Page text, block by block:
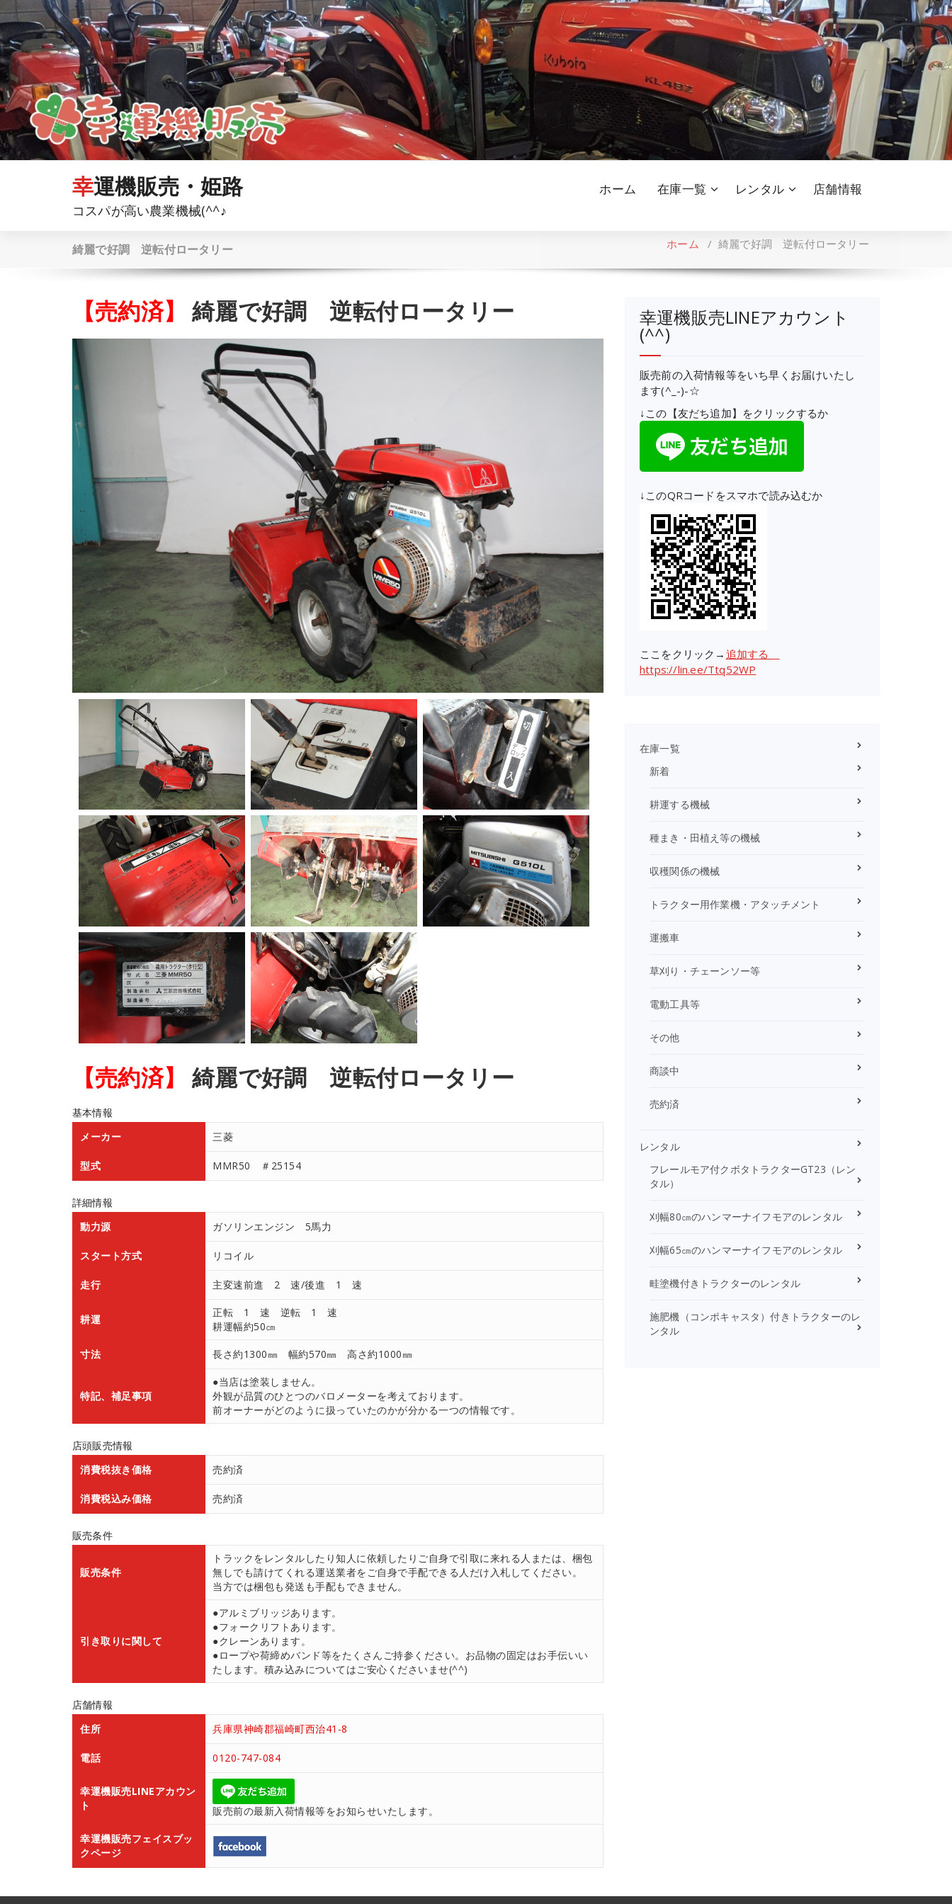
ン
テ
ン
ツ
へ
ス
キ
プ
幸運機販売・姫路
コスパが高い農業機械(^^♪
ホーム 在庫一覧 レンタル 店舗情報
綺麗で好調 逆転付ロータリー ホーム / 綺麗で好調 逆転付ロータリー
【売約済】 綺麗で好調 逆転付ロータリー
【売約済】 綺麗で好調 逆転付ロータリー
基本情報
メーカー
三菱
型式 MMR50 ＃25154
詳細情報
動力源
ガソリンエンジン 5馬力
スタート方式 リコイル
走行 主変速前進 2 速/後進 1 速
耕運
正転 1 速 逆転 1 速
耕運幅約50㎝
寸法 長さ約1300㎜ 幅約570㎜ 高さ約1000㎜
特記、補足事項
●当店は塗装しません。
外観が品質のひとつのバロメーターを考えております。
前オーナーがどのように扱っていたのかが分かる一つの情報です。
店頭販売情報
消費税抜き価格
売約済
消費税込み価格 売約済
販売条件
販売条件
トラックをレンタルしたり知人に依頼したりご自身で引取に来れる人または、梱包
無しでも請けてくれる運送業者をご自身で手配できる人だけ入札してください。
当方では梱包も発送も手配もできません。
引き取りに関して
●アルミブリッジあります。
●フォークリフトあります。
●クレーンあります。
●ロープや荷締めバンド等をたくさんご持参ください。お品物の固定はお手伝いい
たします。積み込みについてはご安心くださいませ(^^)
店舗情報
住所
兵庫県神崎郡福崎町西治41-8
電話 0120-747-084
幸運機販売LINEアカウン
ト
販売前の最新入荷情報等をお知らせいたします。
幸運機販売フェイスブッ
クページ
幸運機販売LINEアカウント
(^^)
販売前の入荷情報等をいち早くお届けいたし
ます(^_-)-☆
↓この【友だち追加】をクリックするか
↓このQRコードをスマホで読み込むか
ここをクリック→ 追加する
https://lin.ee/Ttq52WP
在庫一覧
新着
耕運する機械
種まき・田植え等の機械
収穫関係の機械
トラクター用作業機・アタッチメント
運搬車
草刈り・チェーンソー等
電動工具等
その他
商談中
売約済
レンタル
フレールモア付クボタトラクターGT23（レン
タル）
刈幅80㎝のハンマーナイフモアのレンタル
刈幅65㎝のハンマーナイフモアのレンタル
畦塗機付きトラクターのレンタル
施肥機（コンポキャスタ）付きトラクターのレ
ンタル